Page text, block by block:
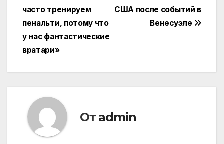
записям
США после событий в
Венесуэле
часто тренируем
пенальти, потому что
у нас фантастические
вратари»
От admin